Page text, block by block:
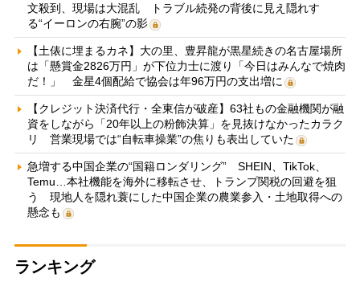
文殺到、現場は大混乱 トラブル続発の背後に見え隠れす
る“イーロンの右腕”の影
【土俵に埋まるカネ】大の里、豊昇龍が黒星続きの名古屋場所
は「懸賞金2826万円」が下位力士に渡り「今日はみんなで焼肉
だ！」 金星4個配給で協会は年96万円の支出増に
【クレジット決済代行・全東信が破産】63社もの金融機関が融
資をしながら「20年以上の粉飾決算」を見抜けなかったカラク
リ 営業現場では“自転車操業”の焦りも表出していた
急増する中国企業の“国籍ロンダリング” SHEIN、TikTok、
Temu…本社機能を海外に移転させ、トランプ関税の回避を狙
う 現地人を隠れ蓑にした中国企業の農業参入・土地取得への
懸念も
ランキング